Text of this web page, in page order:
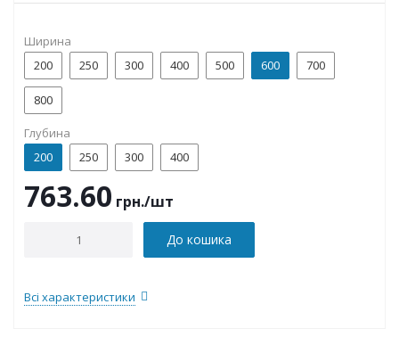
Ширина
200
250 300 400 500 600 700
800
Глубина
200
250 300 400
763.60 грн./шт
До кошика
Всі характеристики